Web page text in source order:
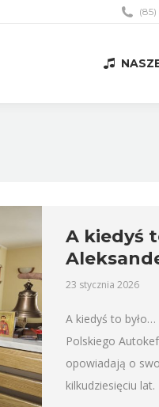
A kiedyś
23 stycznia 2026
A kiedyś to
Polskiego
opowiadają o
kilkudziesięciu